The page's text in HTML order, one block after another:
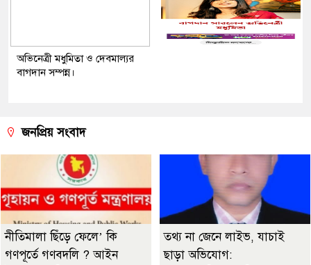
অভিনেত্রী মধুমিতা ও দেবমাল্যর
বাগদান সম্পন্ন।
জনপ্রিয় সংবাদ
নীতিমালা ছিঁড়ে ফেলে’ কি
গণপূর্তে গণবদলি ? আইন
তথ্য না জেনে লাইভ, যাচাই
ছাড়া অভিযোগ: